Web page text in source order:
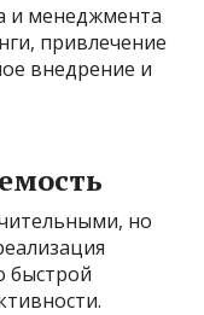
и менеджмента
привлечение
внедрение и
но
быстрой